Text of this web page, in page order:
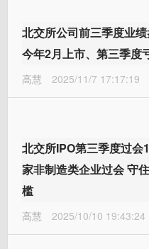
北交所公司前三季度业
今年2月上市、第三季度
高慧 2025/11/7 17:17:19
北交所IPO第三季度过会
家非制造类企业过会 守
槛
高慧 2025/10/10 19:43:24